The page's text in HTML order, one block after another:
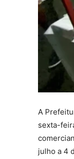
A
sexta-
julho a 4